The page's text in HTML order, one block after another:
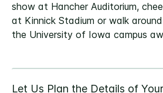
show at Hancher Auditorium,
at Kinnick Stadium or walk
the University of Iowa campus